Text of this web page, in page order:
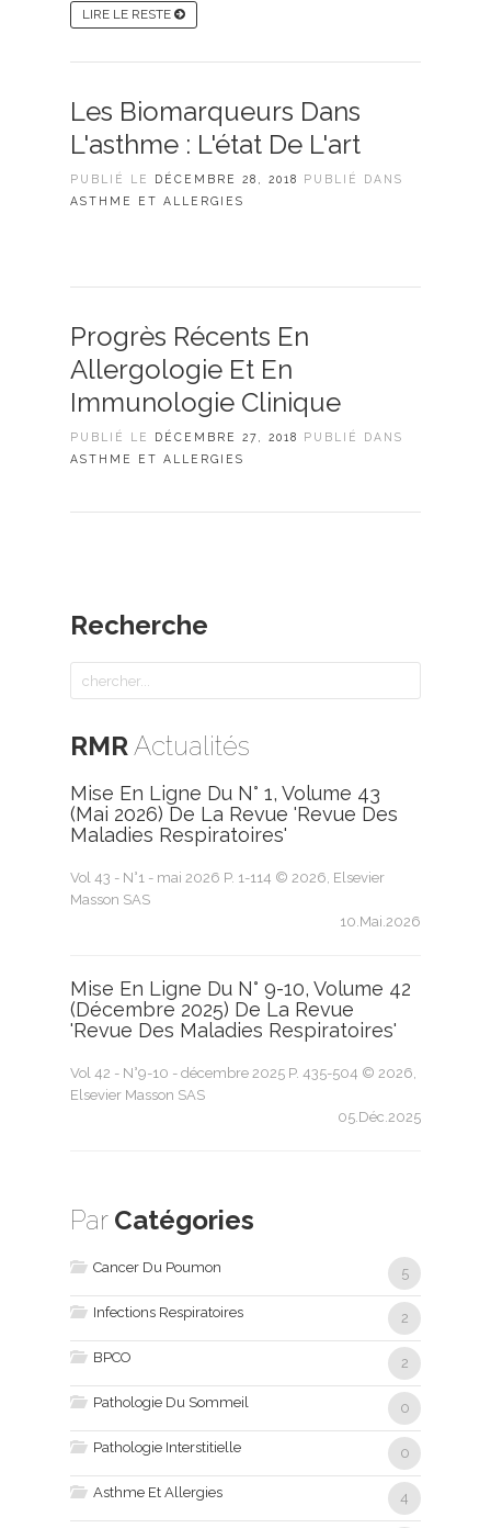
LIRE LE RESTE
Les Biomarqueurs Dans
L'asthme : L'état De L'art
PUBLIÉ LE DÉCEMBRE 28, 2018
PUBLIÉ DANS
ASTHME ET ALLERGIES
Progrès Récents En
Allergologie Et En
Immunologie Clinique
PUBLIÉ LE DÉCEMBRE 27, 2018
PUBLIÉ DANS
ASTHME ET ALLERGIES
Recherche
RMRActualités
Mise En Ligne Du N° 1, Volume 43
(mai 2026) De La Revue 'Revue Des
Maladies Respiratoires'
Vol 43 - N°1 - mai 2026 P. 1-114 © 2026, Elsevier
Masson SAS
10.Mai.2026
Mise En Ligne Du N° 9-10, Volume 42
(décembre 2025) De La Revue
'Revue Des Maladies Respiratoires'
Vol 42 - N°9-10 - décembre 2025 P. 435-504 © 2026,
Elsevier Masson SAS
05.Déc.2025
Par Catégories
Cancer Du Poumon 5
Infections Respiratoires 2
BPCO 2
Pathologie Du Sommeil 0
Pathologie Interstitielle 0
Asthme Et Allergies 4